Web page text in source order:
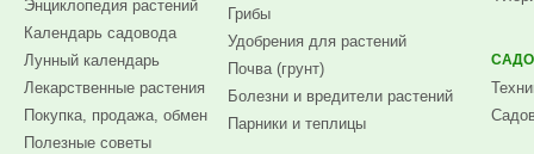
Энциклопедия растений
Календарь садовода
Лунный календарь
Лекарственные растения
Покупка, продажа, обмен
Полезные советы
Грибы
Удобрения для растений
Почва (грунт)
Болезни и вредители растений
Парники и теплицы